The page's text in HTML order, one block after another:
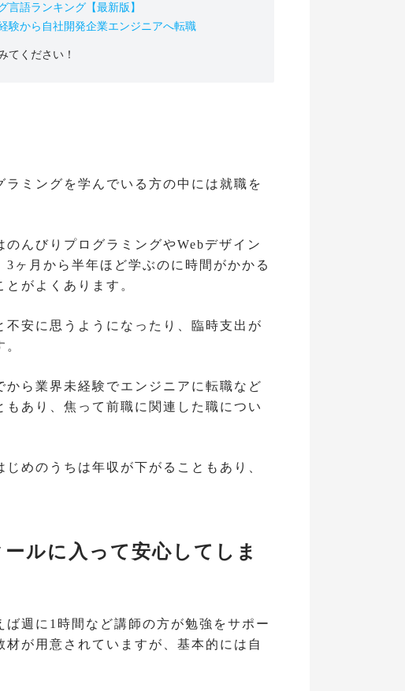
言語ランキング【最新版】
験から自社開発企業エンジニアへ転職
てください！
ミングを学んでいる方の中には就職を
んびりプログラミングやWebデザイン
ヶ月から半年ほど学ぶのに時間がかかる
がよくあります。
安に思うようになったり、臨時支出が
ら業界未経験でエンジニアに転職など
あり、焦って前職に関連した職につい
めのうちは年収が下がることもあり、
ルに入って安心してしま
週に1時間など講師の方が勉強をサポー
が用意されていますが、基本的には自